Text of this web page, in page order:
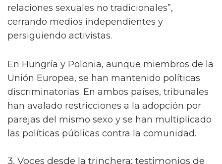
relaciones sexuales no tradicionales”,
cerrando medios independientes y
persiguiendo activistas.
En Hungría y Polonia, aunque miembros de la
Unión Europea, se han mantenido políticas
discriminatorias. En ambos países, tribunales
han avalado restricciones a la adopción por
parejas del mismo sexo y se han multiplicado
las políticas públicas contra la comunidad.
3. Voces desde la trinchera: testimonios de